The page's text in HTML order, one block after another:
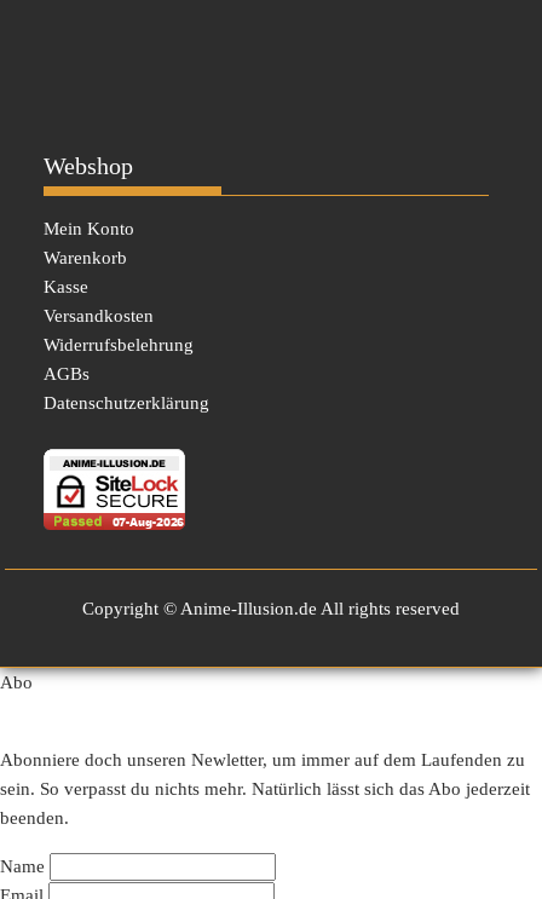
Webshop
Mein Konto
Warenkorb
Kasse
Versandkosten
Widerrufsbelehrung
AGBs
Datenschutzerklärung
Copyright © Anime-Illusion.de All rights reserved
Abo
Abonniere doch unseren Newletter, um immer auf dem Laufenden zu
sein. So verpasst du nichts mehr. Natürlich lässt sich das Abo jederzeit
beenden.
Name
Email